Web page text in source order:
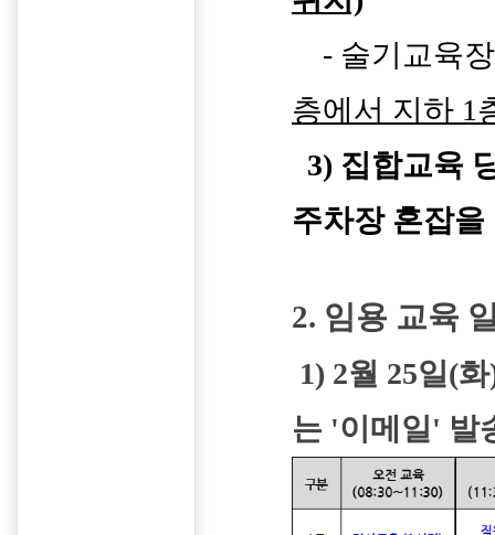
- 술기교육
층에서 지하 1
3) 집합교육
주차장 혼잡
2. 임용 교육
1) 2월 25일(
는 '이메일' 발